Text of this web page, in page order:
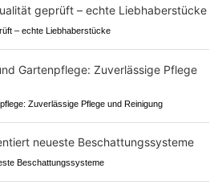
– echte Liebhaberstücke
Zuverlässige Pflege und Reinigung
Beschattungssysteme